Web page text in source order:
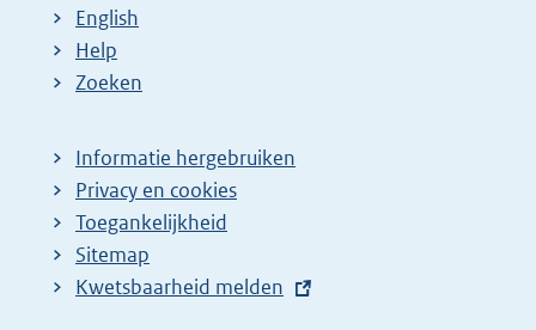
English
Help
Zoeken
Informatie hergebruiken
Privacy en cookies
Toegankelijkheid
Sitemap
E
Kwetsbaarheid melden